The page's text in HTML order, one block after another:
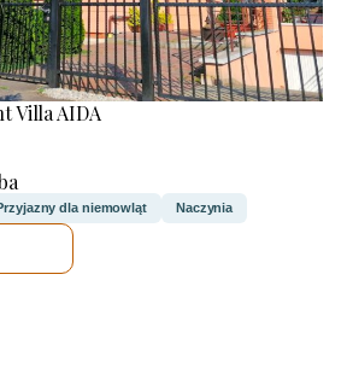
Villa AIDA
dla niemowląt Naczynia